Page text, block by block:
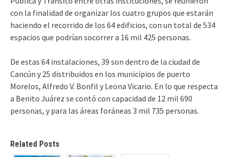
con la finalidad de organizar los cuatro grupos que estarán
haciendo el recorrido de los 64 edificios, con un total de 534
espacios que podrían socorrer a 16 mil 425 personas.
De estas 64 instalaciones, 39 son dentro de la ciudad de
Cancún y 25 distribuidos en los municipios de puerto
Morelos, Alfredo V. Bonfil y Leona Vicario. En lo que respecta
a Benito Juárez se contó con capacidad de 12 mil 690
personas, y para las áreas foráneas 3 mil 735 personas.
Related Posts